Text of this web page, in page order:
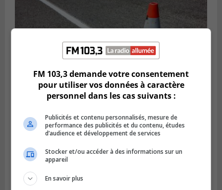
Publié le 29 juillet 2026 à 10h47
Des travaux de marquage de nuit
entraînent des entraves sur la Rive-Sud
FM 103,3 demande votre consentement
pour utiliser vos données à caractère
personnel dans les cas suivants :
Publicités et contenu personnalisés, mesure de
performance des publicités et du contenu, études
d’audience et développement de services
Stocker et/ou accéder à des informations sur un
appareil
En savoir plus